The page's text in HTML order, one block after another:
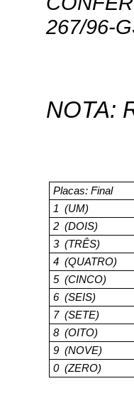
267/96-
NOTA:
Placas: Final
1 (UM)
2 (DOIS)
3 (TRÊS)
4 (QUATRO)
5 (CINCO)
6 (SEIS)
7 (SETE)
8 (OITO)
9 (NOVE)
0 (ZERO)